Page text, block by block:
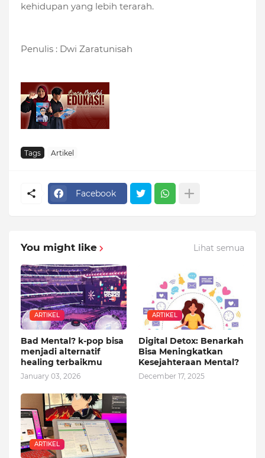
kehidupan yang lebih terarah.
Penulis : Dwi Zaratunisah
Tags Artikel
Facebook
You might like Lihat semua
ARTIKEL
Bad Mental? k-pop bisa
menjadi alternatif
healing terbaikmu
January 03, 2026
ARTIKEL
Digital Detox: Benarkah
Bisa Meningkatkan
Kesejahteraan Mental?
December 17, 2025
ARTIKEL